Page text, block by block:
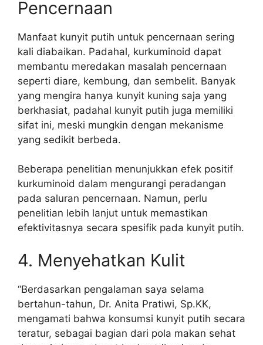
Pencernaan
Manfaat kunyit putih untuk pencernaan sering
kali diabaikan. Padahal, kurkuminoid dapat
membantu meredakan masalah pencernaan
seperti diare, kembung, dan sembelit. Banyak
yang mengira hanya kunyit kuning saja yang
berkhasiat, padahal kunyit putih juga memiliki
sifat ini, meski mungkin dengan mekanisme
yang sedikit berbeda.
Beberapa penelitian menunjukkan efek positif
kurkuminoid dalam mengurangi peradangan
pada saluran pencernaan. Namun, perlu
penelitian lebih lanjut untuk memastikan
efektivitasnya secara spesifik pada kunyit putih.
4. Menyehatkan Kulit
“Berdasarkan pengalaman saya selama
bertahun-tahun, Dr. Anita Pratiwi, Sp.KK,
mengamati bahwa konsumsi kunyit putih secara
teratur, sebagai bagian dari pola makan sehat